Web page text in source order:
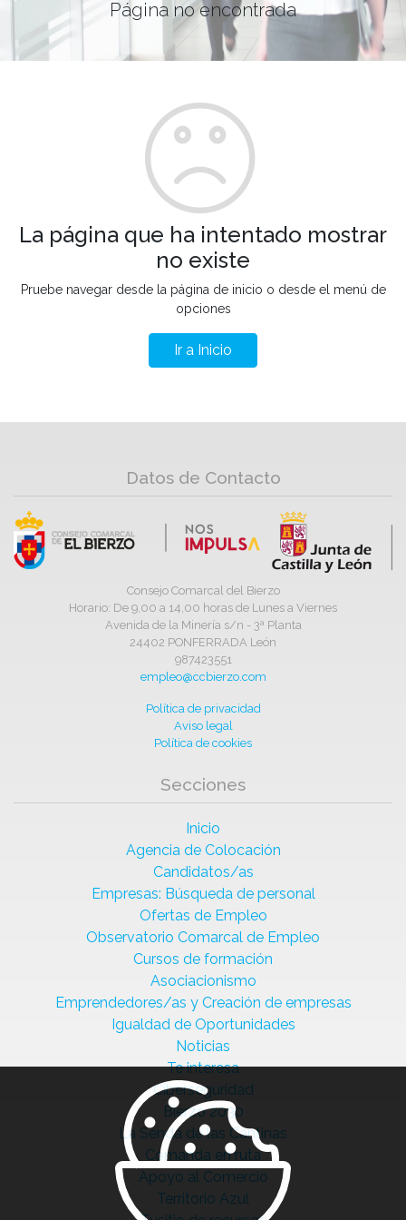
Página no encontrada
La página que ha intentado mostrar
no existe
Pruebe navegar desde la página de inicio o desde el menú de
opciones
Ir a Inicio
Datos de Contacto
Consejo Comarcal del Bierzo
Horario: De 9,00 a 14,00 horas de Lunes a Viernes
Avenida de la Minería s/n - 3ª Planta
24402 PONFERRADA León
987423551
empleo@ccbierzo.com
Política de privacidad
Aviso legal
Política de cookies
Secciones
Inicio
Agencia de Colocación
Candidatos/as
Empresas: Búsqueda de personal
Ofertas de Empleo
Observatorio Comarcal de Empleo
Cursos de formación
Asociacionismo
Emprendedores/as y Creación de empresas
Igualdad de Oportunidades
Noticias
Te interesa
Ciberseguridad
Bierzo 2030
La Senda de las Cantinas
Comanda en ruta
Apoyo al Comercio
Territorio Azul